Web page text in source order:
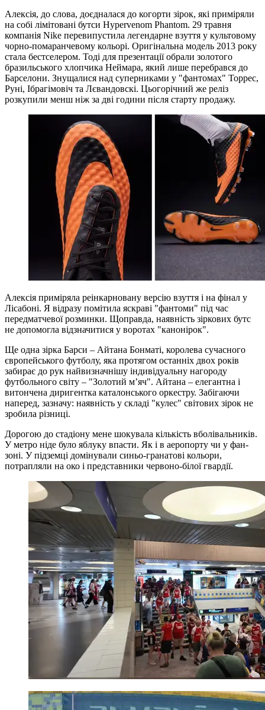
Алексія, до слова, доєдналася до когорти зірок, які приміряли
на собі лімітовані бутси Hypervenom Phantom. 29 травня
компанія Nike перевипустила легендарне взуття у культовому
чорно-помаранчевому кольорі. Оригінальна модель 2013 року
стала бестселером. Тоді для презентації обрали золотого
бразильського хлопчика Неймара, який лише перебрався до
Барселони. Знущалися над суперниками у "фантомах" Торрес,
Руні, Ібрагімовіч та Лєвандовскі. Цьогорічний же реліз
розкупили менш ніж за дві години після старту продажу.
Алексія приміряла реінкарновану версію взуття і на фінал у
Лісабоні. Я відразу помітила яскраві "фантоми" під час
передматчевої розминки. Щоправда, наявність зіркових бутс
не допомогла відзначитися у воротах "канонірок".
Ще одна зірка Барси – Айтана Бонматі, королева сучасного
європейського футболу, яка протягом останніх двох років
забирає до рук найвизначнішу індивідуальну нагороду
футбольного світу – "Золотий м’яч". Айтана – елегантна і
витончена диригентка каталонського оркестру. Забігаючи
наперед, зазначу: наявність у складі "кулес" світових зірок не
зробила різниці.
Дорогою до стадіону мене шокувала кількість вболівальників.
У метро ніде було яблуку впасти. Як і в аеропорту чи у фан-
зоні. У підземці домінували синьо-гранатові кольори,
потрапляли на око і представники червоно-білої гвардії.